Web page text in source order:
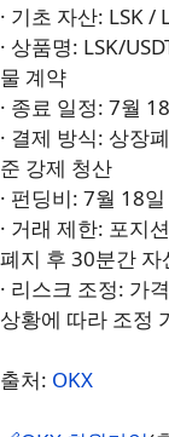
· 기초 자산: LSK /
· 상품명: LSK/
물 계약
· 종료 일정: 7월
· 결제 방식: 상장
준 강제 청산
· 펀딩비: 7월 18
· 거래 제한: 포지
폐지 후 30분간 자
· 리스크 조정: 가
상황에 따라 조정
출처: OKX